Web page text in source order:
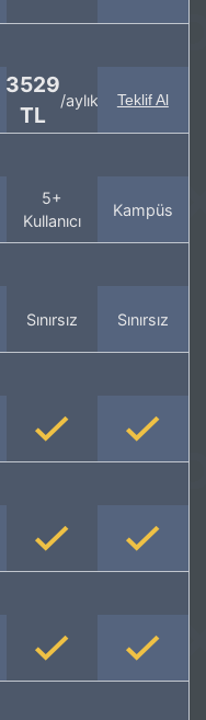
3529
TL
/aylık Teklif Al
5+
Kullanıcı
Kampüs
Sınırsız Sınırsız